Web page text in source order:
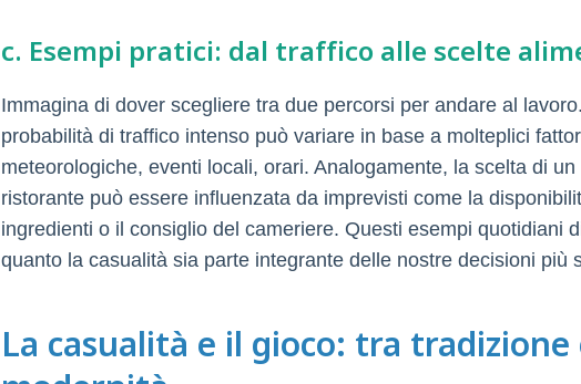
c. Esempi pratici: dal traffico alle scelte
Immagina di dover scegliere tra due percorsi per andare al
probabilità di traffico intenso può variare in base a molteplici
meteorologiche, eventi locali, orari. Analogamente, la scelta di un
ristorante può essere influenzata da imprevisti come la
ingredienti o il consiglio del cameriere. Questi esempi quotidiani
quanto la casualità sia parte integrante delle nostre decisioni più
La casualità e il gioco: tra tradizione